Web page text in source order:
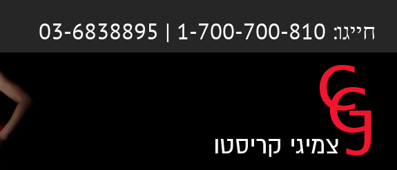
לתוכןחייגו: 1-700-700-810 | 03-6838895